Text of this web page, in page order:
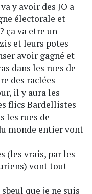
y avoir des JO a
électorale et
ça va etre un
et leurs potes
avoir gagné et
dans les rues de
des raclées
il y aura les
flics Bardellistes
les rues de
monde entier vont
(les vrais, par les
vont tout
que je ne suis